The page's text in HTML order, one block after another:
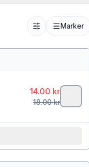
Marker
14.00 kr
18.00kr